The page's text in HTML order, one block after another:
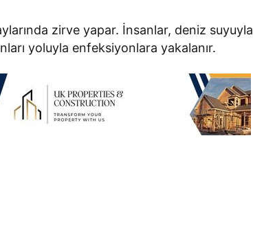
zirve yapar. İnsanlar, deniz suyuyla
yoluyla enfeksiyonlara yakalanır.